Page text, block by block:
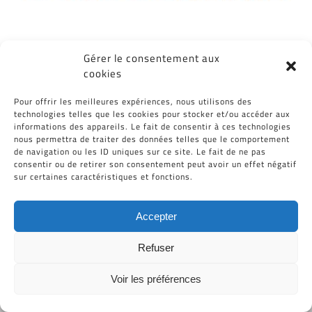
Gérer le consentement aux
cookies
Pour offrir les meilleures expériences, nous utilisons des
technologies telles que les cookies pour stocker et/ou accéder aux
informations des appareils. Le fait de consentir à ces technologies
nous permettra de traiter des données telles que le comportement
de navigation ou les ID uniques sur ce site. Le fait de ne pas
consentir ou de retirer son consentement peut avoir un effet négatif
sur certaines caractéristiques et fonctions.
Accepter
Refuser
Voir les préférences
Tous Droits Réservés © Cid-Plastiques 2020 - 2026 |
Création de site : Grafibox.fr